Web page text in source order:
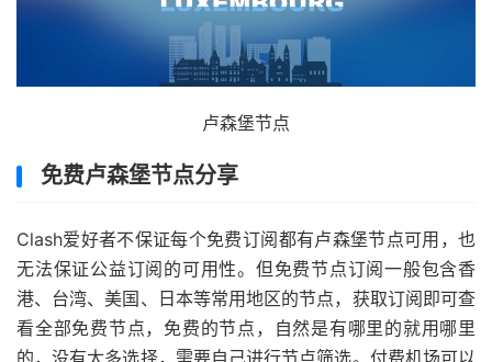
卢森堡节点
免费卢森堡节点分享
Clash爱好者不保证每个免费订阅都有卢森堡节点可用，也
无法保证公益订阅的可用性。但免费节点订阅一般包含香
港、台湾、美国、日本等常用地区的节点，获取订阅即可查
看全部免费节点，免费的节点，自然是有哪里的就用哪里